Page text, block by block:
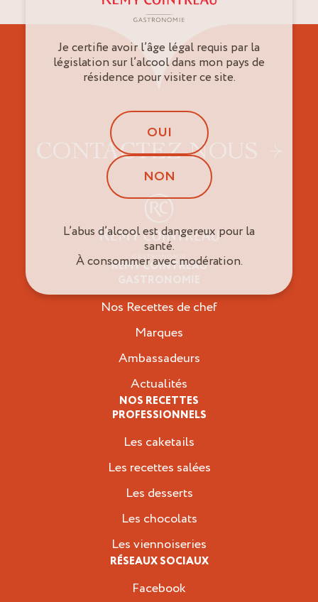
CONTACTEZ-NOUS
RÉMY COINTREAU
Nos Recettes de chef
Marques
Ambassadeurs
Actualités
NOS RECETTES
PROFESSIONNELS
Les caketails
Les recettes salées
Les desserts
Les chocolats
Les viennoiseries
RÉSEAUX SOCIAUX
Facebook
Professionnels
Je certifie avoir l’âge légal requis par la
législation sur l’alcool dans mon pays de
résidence pour visiter ce site.
OUI
NON
L’abus d’alcool est dangereux pour la
santé.
À consommer avec modération.